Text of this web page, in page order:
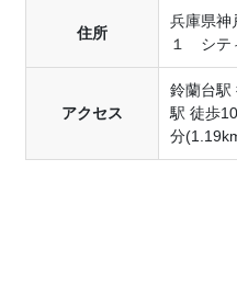
通塾中のお子さまには
たきょうだいの方にも
プレゼントを差し上げ
「図書カード」もしく
「電子マネーギフト」
住所
兵庫県神
１ シテ
アクセス
鈴蘭台駅
駅 徒歩
分